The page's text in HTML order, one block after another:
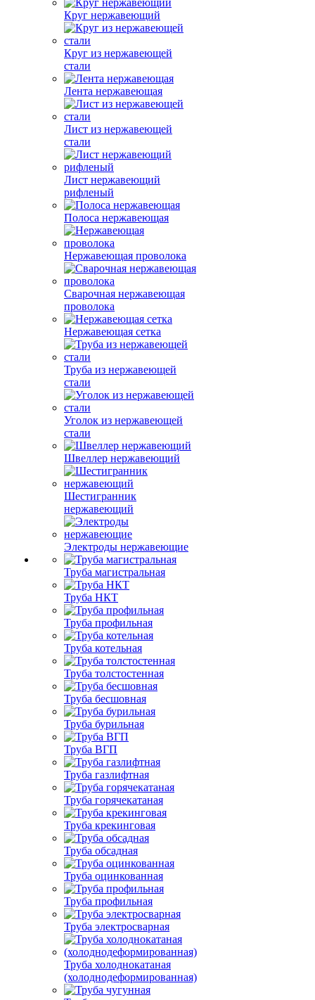
Круг нержавеющий
Круг из нержавеющей
стали
Лента нержавеющая
Лист из нержавеющей
стали
Лист нержавеющий
рифленый
Полоса нержавеющая
Нержавеющая проволока
Сварочная нержавеющая
проволока
Нержавеющая сетка
Труба из нержавеющей
стали
Уголок из нержавеющей
стали
Швеллер нержавеющий
Шестигранник
нержавеющий
Электроды нержавеющие
Труба магистральная
Труба НКТ
Труба профильная
Труба котельная
Труба толстостенная
Труба бесшовная
Труба бурильная
Труба ВГП
Труба газлифтная
Труба горячекатаная
Труба крекинговая
Труба обсадная
Труба оцинкованная
Труба профильная
Труба электросварная
Труба холоднокатаная
(холоднодеформированная)